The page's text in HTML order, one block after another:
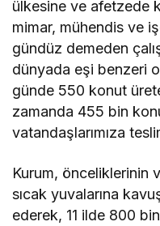
ülkesine ve afetzede
mimar, mühendis ve
gündüz demeden
dünyada eşi benzeri
günde 550 konut
zamanda 455 bin
vatandaşlarımıza
Kurum, önceliklerinin
sıcak yuvalarına
ederek, 11 ilde 800